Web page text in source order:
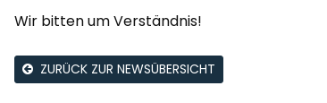
Wir bitten um Verständnis!
ZURÜCK ZUR NEWSÜBERSICHT